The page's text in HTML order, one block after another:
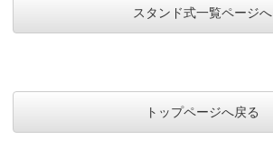
スタンド式一覧ページへ
トップページへ戻る